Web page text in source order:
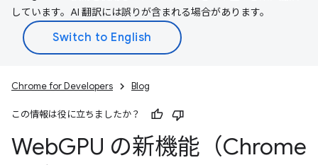
しています。AI 翻訳には誤りが含まれる場合があります。
Chrome for Developers Blog
この情報は役に立ちましたか？
WebGPU の新機能（Chrome